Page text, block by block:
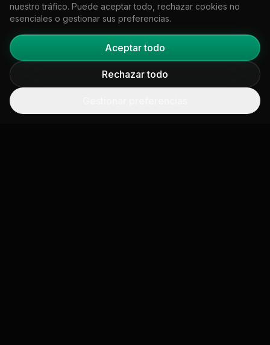
DESPLAZAR
DE TIEMPO DE RESPUESTA 5
nuestro tráfico. Puede aceptar todo, rechazar cookies no
esenciales o gestionar sus preferencias.
Aceptar todo
Rechazar todo